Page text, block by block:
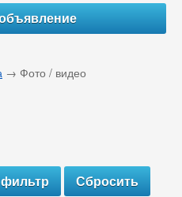
→ Фото / видео